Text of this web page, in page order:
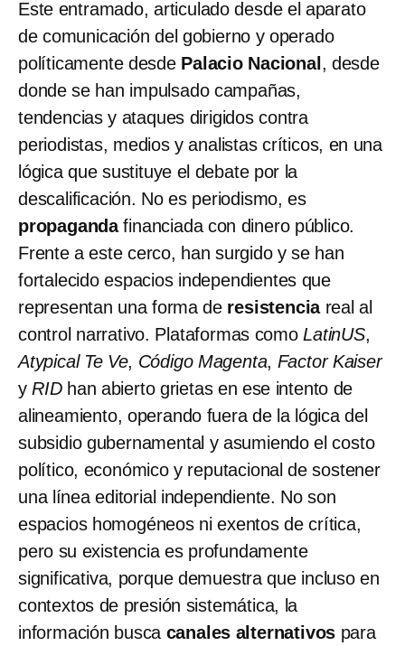
Este entramado, articulado desde el aparato
de comunicación del gobierno y operado
políticamente desde Palacio Nacional , desde
donde se han impulsado campañas,
tendencias y ataques dirigidos contra
periodistas, medios y analistas críticos, en una
lógica que sustituye el debate por la
descalificación. No es periodismo, es
propagandafinanciada con dinero público.
Frente a este cerco, han surgido y se han
fortalecido espacios independientes que
representan una forma de resistenciareal al
control narrativo. Plataformas comoLatinUS,
Atypical Te Ve, Código Magenta, Factor Kaiser
yRIDhan abierto grietas en ese intento de
alineamiento, operando fuera de la lógica del
subsidio gubernamental y asumiendo el costo
político, económico y reputacional de sostener
una línea editorial independiente. No son
espacios homogéneos ni exentos de crítica,
pero su existencia es profundamente
significativa, porque demuestra que incluso en
contextos de presión sistemática, la
información busca canales alternativos para